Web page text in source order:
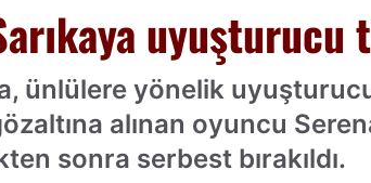
ünlülere yönelik
alınan oyuncu
sonra serbest bırakıldı.